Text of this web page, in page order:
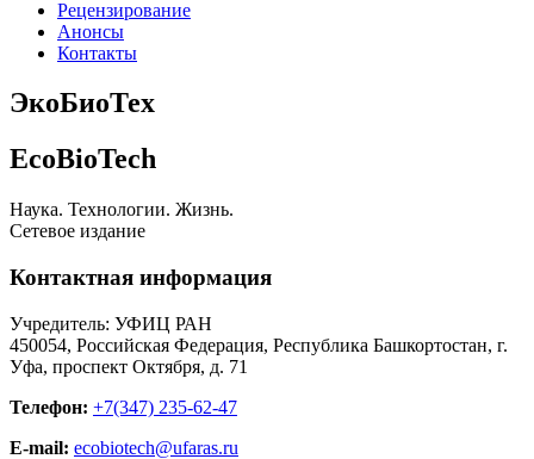
Рецензирование
Анонсы
Контакты
ЭкоБиоТех
EcoBioTech
Наука. Технологии. Жизнь.
Сетевое издание
Контактная информация
Учредитель: УФИЦ РАН
450054, Российская Федерация, Республика Башкортостан, г.
Уфа, проспект Октября, д. 71
Телефон: +7(347) 235-62-47
E-mail: ecobiotech@ufaras.ru